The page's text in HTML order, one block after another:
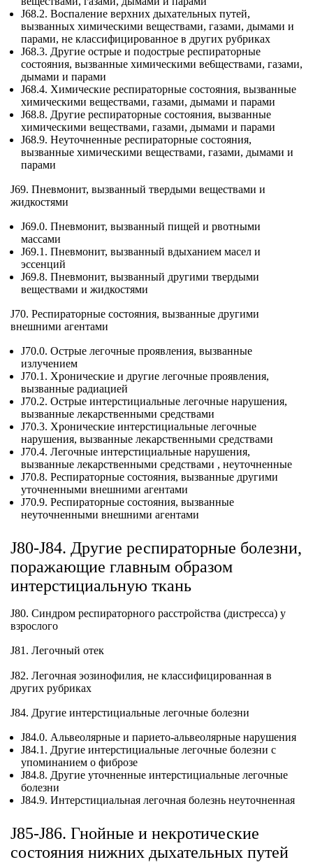
J68.2. Воспаление верхних дыхательных путей,
вызванных химическими веществами, газами, дымами и
парами, не классифицированное в других рубриках
J68.3. Другие острые и подострые респираторные
состояния, вызванные химическими ве6ществами, газами,
дымами и парами
J68.4. Химические респираторные состояния, вызванные
химическими веществами, газами, дымами и парами
J68.8. Другие респираторные состояния, вызванные
химическими веществами, газами, дымами и парами
J68.9. Неуточненные респираторные состояния,
вызванные химическими веществами, газами, дымами и
парами
J69. Пневмонит, вызванный твердыми веществами и
жидкостями
J69.0. Пневмонит, вызванный пищей и рвотными
массами
J69.1. Пневмонит, вызванный вдыханием масел и
эссенций
J69.8. Пневмонит, вызванный другими твердыми
веществами и жидкостями
J70. Респираторные состояния, вызванные другими
внешними агентами
J70.0. Острые легочные проявления, вызванные
излучением
J70.1. Хронические и другие легочные проявления,
вызванные радиацией
J70.2. Острые интерстициальные легочные нарушения,
вызванные лекарственными средствами
J70.3. Хронические интерстициальные легочные
нарушения, вызванные лекарственными средствами
J70.4. Легочные интерстициальные нарушения,
вызванные лекарственными средствами , неуточненные
J70.8. Респираторные состояния, вызванные другими
уточненными внешними агентами
J70.9. Респираторные состояния, вызванные
неуточненными внешними агентами
J80-J84. Другие респираторные болезни,
поражающие главным образом
интерстициальную ткань
J80. Синдром респираторного расстройства (дистресса) у
взрослого
J81. Легочный отек
J82. Легочная эозинофилия, не классифицированная в
других рубриках
J84. Другие интерстициальные легочные болезни
J84.0. Альвеолярные и парието-альвеолярные нарушения
J84.1. Другие интерстициальные легочные болезни с
упоминанием о фиброзе
J84.8. Другие уточненные интерстициальные легочные
болезни
J84.9. Интерстициальная легочная болезнь неуточненная
J85-J86. Гнойные и некротические
состояния нижних дыхательных путей